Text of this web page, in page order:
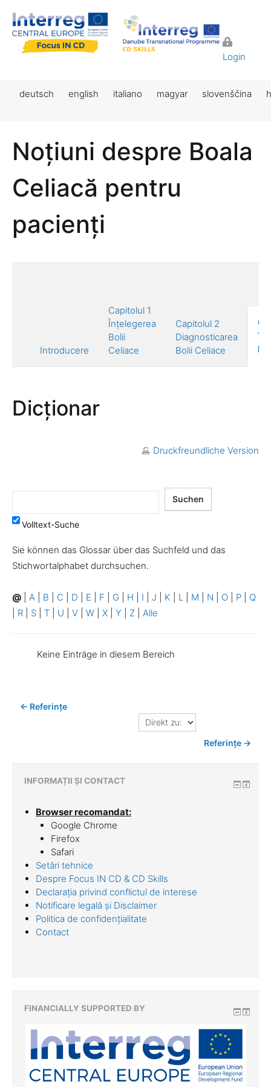
Login
deutsch english italiano magyar slovenščina
Noțiuni despre Boala
Celiacă pentru
pacienți
Introducere
Capitolul 1
Înțelegerea
Bolii
Celiace
Capitolul 2
Diagnosticarea
Bolii Celiace
Dicționar
Druckfreundliche Version
Volltext-Suche
Sie können das Glossar über das Suchfeld und das
Stichwortalphabet durchsuchen.
@ A B C D E F G H I J K L M N O P
Q
R S T U V W X Y Z Alle
Keine Einträge in diesem Bereich
← Referințe
Direkt
zu:
Referințe →
INFORMAȚII ȘI CONTACT
Browser recomandat:
Google Chrome
Firefox
Safari
Setări tehnice
Despre Focus IN CD & CD Skills
Declarația privind conflictul de interese
Notificare legală și Disclaimer
Politica de confidențialitate
Contact
FINANCIALLY SUPPORTED BY